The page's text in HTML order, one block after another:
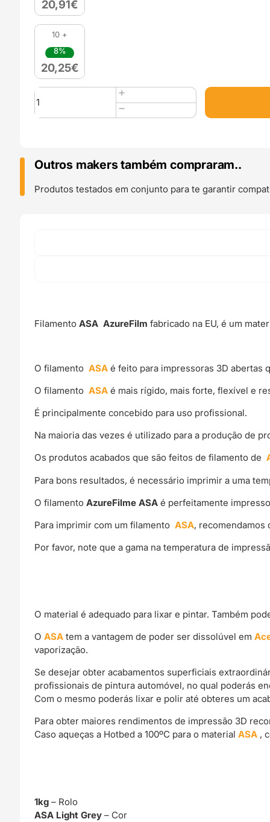
20,91€
10 +
8%
20,25€
Quantidade
de
ASA
Grey
-
Azurefilm
Outros makers também compraram..
Produtos testados em conjunto para te garantir
FilamentoASA AzureFilmfabricado na EU, é um
O filamentoASA é feito para impressoras 3D abertas
O filamentoASA é mais rígido, mais forte, flexível e
É principalmente concebido para uso profissional.
Na maioria das vezes é utilizado para a produção de
Os produtos acabados que são feitos de filamento de
Para bons resultados, é necessário imprimir a uma
O filamentoAzureFilme ASA é perfeitamente
Para imprimir com um filamentoASA, recomendamos
Por favor, note que a gama na temperatura de
O material é adequado para lixar e pintar. Também
OASA tem a vantagem de poder ser dissolúvel em
vaporização.
Se desejar obter acabamentos superficiais
profissionais de pintura automóvel, no qual poderás
Com o mesmo poderás lixar e polir até obteres um
Para obter maiores rendimentos de impressão 3D
Caso aqueças a Hotbed a 100ºC para o materialASA ,
1kg – Rolo
ASA Light Grey– Cor